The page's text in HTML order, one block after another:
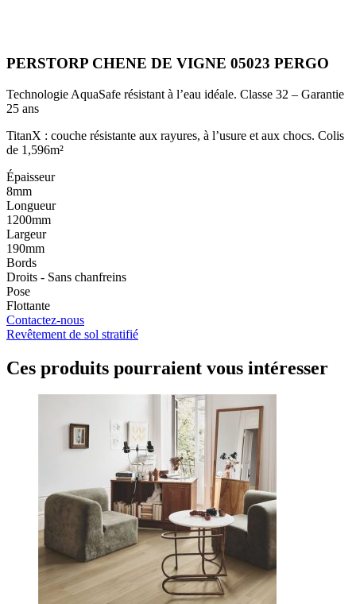
PERSTORP CHENE DE VIGNE 05023 PERGO
Technologie AquaSafe résistant à l’eau idéale. Classe 32 – Garantie
25 ans
TitanX : couche résistante aux rayures, à l’usure et aux chocs. Colis
de 1,596m²
Épaisseur
8mm
Longueur
1200mm
Largeur
190mm
Bords
Droits - Sans chanfreins
Pose
Flottante
Contactez-nous
Revêtement de sol stratifié
Ces produits pourraient vous intéresser